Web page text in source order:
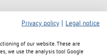
Privacy policy
Legal notice
of our website. These are
we use the analysis tool Google